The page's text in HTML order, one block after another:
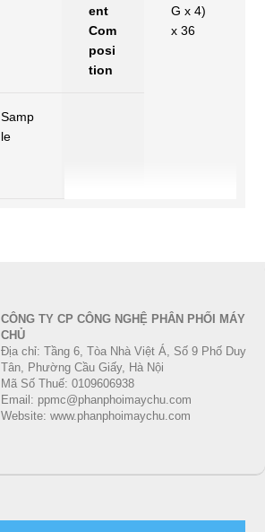
ent
Com
posi
tion
G x 4)
x 36
Samp
le
CÔNG TY CP CÔNG NGHỆ PHÂN PHỐI MÁY
CHỦ
Địa chỉ: Tầng 6, Tòa Nhà Việt Á, Số 9 Phố Duy
Tân, Phường Cầu Giấy, Hà Nội
Mã Số Thuế: 0109606938
Email: ppmc@phanphoimaychu.com
Website: www.phanphoimaychu.com